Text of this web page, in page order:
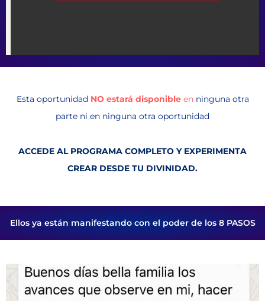
Esta oportunidad NO estará disponible enninguna otra
parte ni en ninguna otra oportunidad
ACCEDE AL PROGRAMA COMPLETO Y EXPERIMENTA
CREAR DESDE TU DIVINIDAD.
Ellos ya están manifestando con el poder de los 8 PASOS